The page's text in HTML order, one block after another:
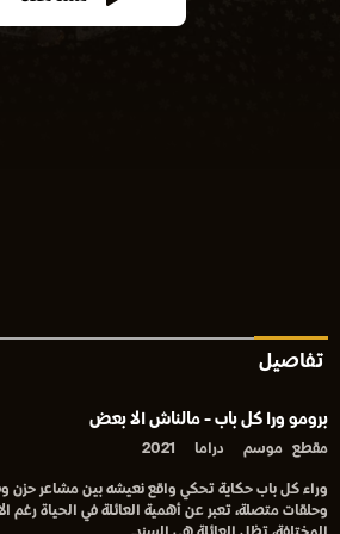
تفاصيل
برومو ورا كل باب - مالناش الا بعض
مقطع موسم دراما 2021
وراء كل باب حكاية تحكي واقع نعيشه بين مشاعر
وحلقات متصلة، تعبر عن أهمية العائلة في الحياة رغم